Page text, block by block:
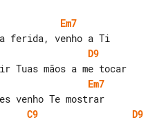
Em7
D9
Em7
C9
D9